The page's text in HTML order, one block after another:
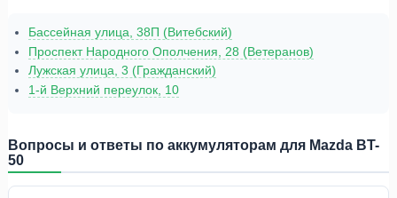
Бассейная улица, 38П (Витебский)
Проспект Народного Ополчения, 28 (Ветеранов)
Лужская улица, 3 (Гражданский)
1-й Верхний переулок, 10
Вопросы и ответы по аккумуляторам для Mazda BT-
50